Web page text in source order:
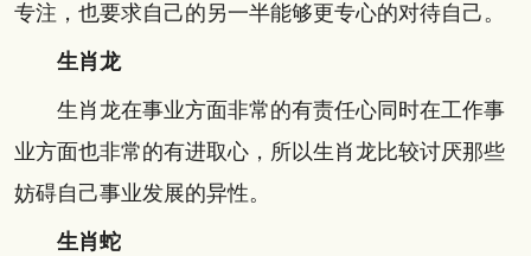
专注，也要求自己的另一半能够更专心的对待自己。
生肖龙
生肖龙在事业方面非常的有责任心同时在工作事
业方面也非常的有进取心，所以生肖龙比较讨厌那些
妨碍自己事业发展的异性。
生肖蛇